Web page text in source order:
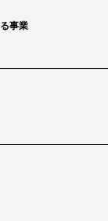
事業